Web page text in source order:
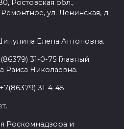
Ростовская обл.,
ул. Ленинская, д.
Елена Антоновна.
31-0-75 Главный
Раиса Николаевна.
31-4-45
Роскомнадзора и